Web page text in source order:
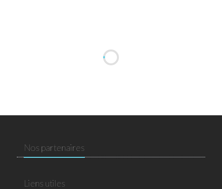
Nos partenaires
Liens utiles